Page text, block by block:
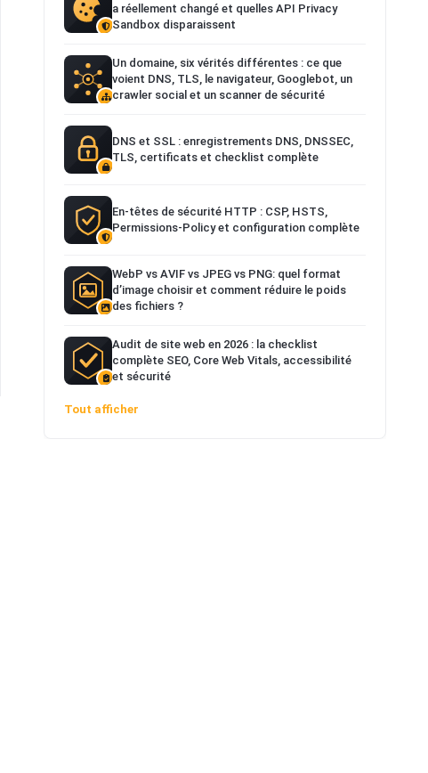
a réellement changé et quelles API Privacy
Sandbox disparaissent
Un domaine, six vérités différentes : ce que
voient DNS, TLS, le navigateur, Googlebot, un
crawler social et un scanner de sécurité
DNS et SSL : enregistrements DNS, DNSSEC,
TLS, certificats et checklist complète
En-têtes de sécurité HTTP : CSP, HSTS,
Permissions-Policy et configuration complète
WebP vs AVIF vs JPEG vs PNG: quel format
d’image choisir et comment réduire le poids
des fichiers ?
Audit de site web en 2026 : la checklist
complète SEO, Core Web Vitals, accessibilité
et sécurité
Tout afficher